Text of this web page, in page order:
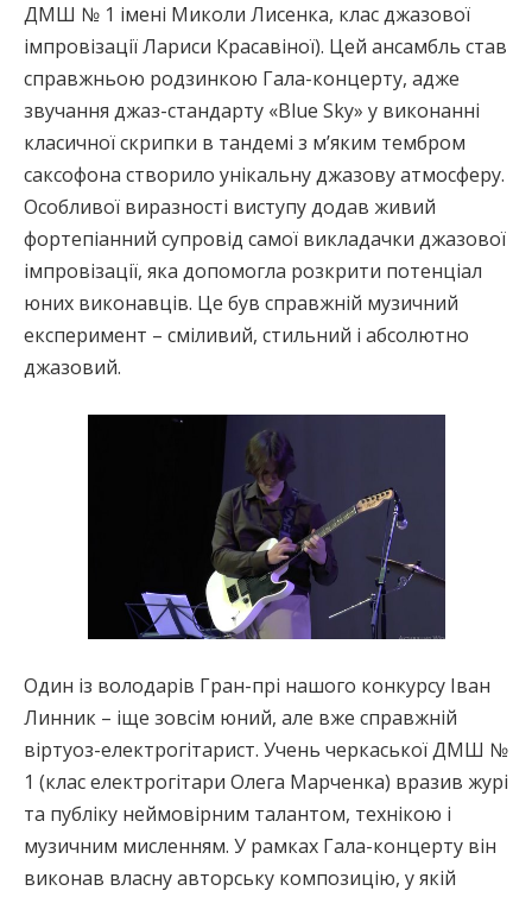
ДМШ № 1 імені Миколи Лисенка, клас джазової
імпровізації Лариси Красавіної). Цей ансамбль став
справжньою родзинкою Гала-концерту, адже
звучання джаз-стандарту «Blue Sky» у виконанні
класичної скрипки в тандемі з м’яким тембром
саксофона створило унікальну джазову атмосферу.
Особливої виразності виступу додав живий
фортепіанний супровід самої викладачки джазової
імпровізації, яка допомогла розкрити потенціал
юних виконавців. Це був справжній музичний
експеримент – сміливий, стильний і абсолютно
джазовий.
Один із володарів Гран-прі нашого конкурсу Іван
Линник – іще зовсім юний, але вже справжній
віртуоз-електрогітарист. Учень черкаської ДМШ №
1 (клас електрогітари Олега Марченка) вразив журі
та публіку неймовірним талантом, технікою і
музичним мисленням. У рамках Гала-концерту він
виконав власну авторську композицію, у якій